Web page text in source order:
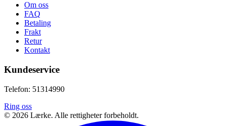
Om oss
FAQ
Betaling
Frakt
Retur
Kontakt
Kundeservice
Telefon: 51314990
Ring oss
© 2026 Lærke. Alle rettigheter forbeholdt.